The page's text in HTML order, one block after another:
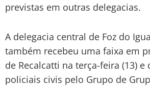
previstas em outras delegacias.
A delegacia central de Foz do
também recebeu uma faixa em
de Recalcatti na terça-feira (13)
policiais civis pelo Grupo de